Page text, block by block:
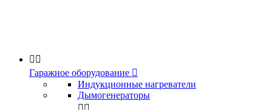
 
Гаражное оборудование 
Индукционные нагреватели
Дымогенераторы
 